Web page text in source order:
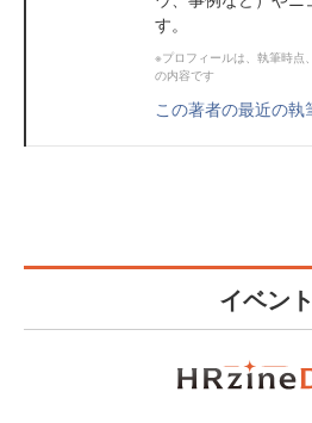
す。
※プロフィールは、執筆時点
の内容です
この著者の最近の執
イベント